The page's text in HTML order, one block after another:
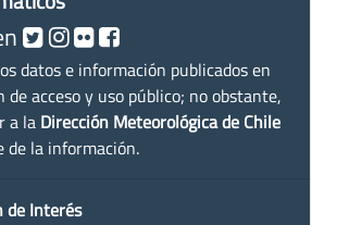
datos e información publicados en
de acceso y uso público; no obstante,
a la Dirección Meteorológica de Chile
de la información.
de Interés